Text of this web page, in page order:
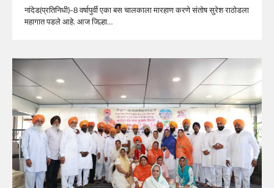
नांदेड(प्रतिनिधी)-8 वर्षापुर्वी एका बस चालकाला मारहाण करणे संतोष सुरेश राठोडला
महागात पडले आहे. आज जिल्हा…